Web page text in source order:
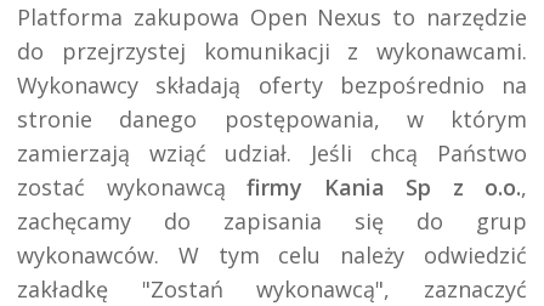
Platforma zakupowa Open Nexus to narzędzie
do przejrzystej komunikacji z wykonawcami.
Wykonawcy składają oferty bezpośrednio na
stronie danego postępowania, w którym
zamierzają wziąć udział. Jeśli chcą Państwo
zostać wykonawcą firmy Kania Sp z o.o.,
zachęcamy do zapisania się do grup
wykonawców. W tym celu należy odwiedzić
zakładkę "Zostań wykonawcą", zaznaczyć